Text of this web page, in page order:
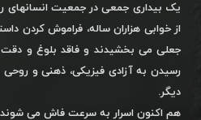
یک بیداری جمعی در جمعیت انسانهای
از خوابی هزاران ساله، فراموش کردن
جعلی می بخشیدند و فاقد بلوغ و دقت
رسیدن به آزادی فیزیکی، ذهنی و روحی
دیگر.
هم اکنون اسرار به سرعت فاش می